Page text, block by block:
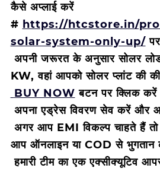
कैसे अप्लाई करें
# https://htcstore.in/
solar-system-only-up/
अपनी जरूरत के अनुसार सोलर
KW, वहां आपको सोलर प्लांट की
BUY NOW बटन पर क्लिक करें
अपना एड्रेस विवरण सेव करें और
अगर आप EMI विकल्प चाहते हैं
आप ऑनलाइन या COD से
हमारी टीम का एक एक्सीक्यूटिव